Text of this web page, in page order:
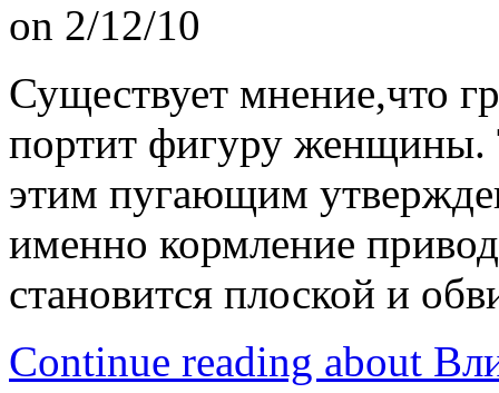
on 2/12/10
Существует мнение,что
портит фигуру женщины.
этим пугающим
именно кормление
становится плоской и
Continue reading about